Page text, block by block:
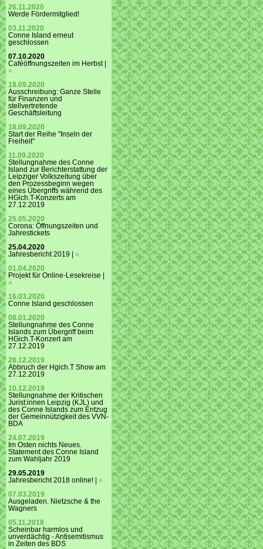
26.11.2020
Werde Fördermitglied!
03.11.2020
Conne Island erneut
geschlossen
07.10.2020
Caféöffnungszeiten im Herbst |
»
18.09.2020
Ausschreibung: Ganze Stelle
für Finanzen und
stellvertretende
Geschäftsleitung
18.09.2020
Start der Reihe "Inseln der
Freiheit"
11.09.2020
Stellungnahme des Conne
Island zur Berichterstattung der
Leipziger Volkszeitung über
den Prozessbeginn wegen
eines Übergriffs während des
HGich.T-Konzerts am
27.12.2019
25.05.2020
Corona: Öffnungszeiten und
Jahrestickets
25.04.2020
Jahresbericht 2019 | »
01.04.2020
Projekt für Online-Lesekreise |
»
16.03.2020
Conne Island geschlossen
08.01.2020
Stellungnahme des Conne
Islands zum Übergriff beim
HGich.T-Konzert am
27.12.2019
28.12.2019
Abbruch der Hgich.T Show am
27.12.2019
10.12.2019
Stellungnahme der Kritischen
Jurist:innen Leipzig (KJL) und
des Conne Islands zum Entzug
der Gemeinnützigkeit des VVN-
BDA
24.07.2019
Im Osten nichts Neues.
Statement des Conne Island
zum Wahljahr 2019
29.05.2019
Jahresbericht 2018 online! | »
07.03.2019
Ausgeladen. Nietzsche & the
Wagners
05.11.2018
Scheinbar harmlos und
unverdächtig - Antisemitismus
in Zeiten des BDS